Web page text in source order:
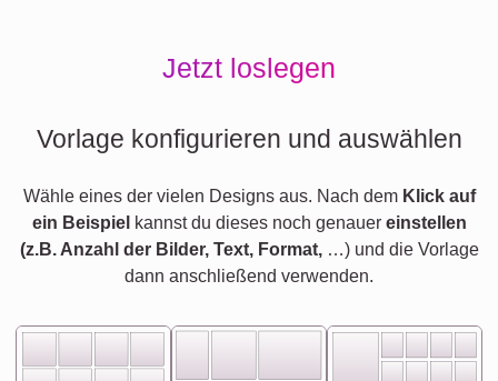
Jetzt loslegen
Vorlage konfigurieren und auswählen
Wähle eines der vielen Designs aus. Nach dem Klick auf
ein Beispiel kannst du dieses noch genauer einstellen
(z.B. Anzahl der Bilder, Text, Format,…) und die Vorlage
dann anschließend verwenden.